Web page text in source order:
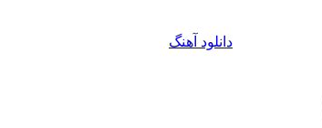
دانلود آهنگ